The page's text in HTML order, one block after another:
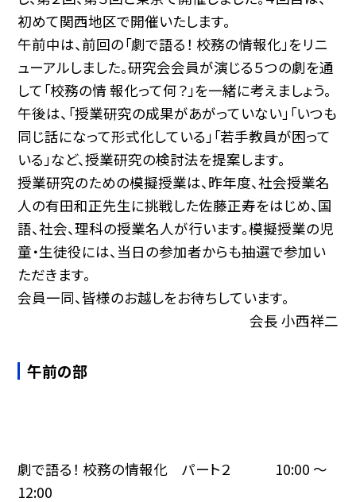
初めて関西地区で開催いたします。
午前中は、前回の「劇で語る！ 校務の情報化」をリニ
ューアルしました。研究会会員が演じる５つの劇を通
して「校務の情 報化って何？」を一緒に考えましょう。
午後は、「授業研究の成果があがっていない」「いつも
同じ話になって形式化している」「若手教員が困って
いる」など、授業研究の検討法を提案します。
授業研究のための模擬授業は、昨年度、社会授業名
人の有田和正先生に挑戦した佐藤正寿をはじめ、国
語、社会、理科の授業名人が行います。模擬授業の児
童・生徒役には、当日の参加者からも抽選で参加い
ただきます。
会員一同、皆様のお越しをお待ちしています。
会長 小西祥二
午前の部
劇で語る！ 校務の情報化 パート２ 10:00 〜
12:00